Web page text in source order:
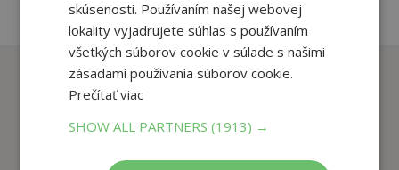
Zákazníci, ktorí si kúpili
tento titul si tiež kúpili
skúsenosti. Používaním našej webovej
lokality vyjadrujete súhlas s používaním
všetkých súborov cookie v súlade s našimi
zásadami používania súborov cookie.
Prečítať viac
SHOW ALL PARTNERS(1913) →